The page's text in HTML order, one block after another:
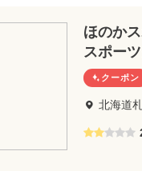
ほのか
スポー
クーポン
北海道